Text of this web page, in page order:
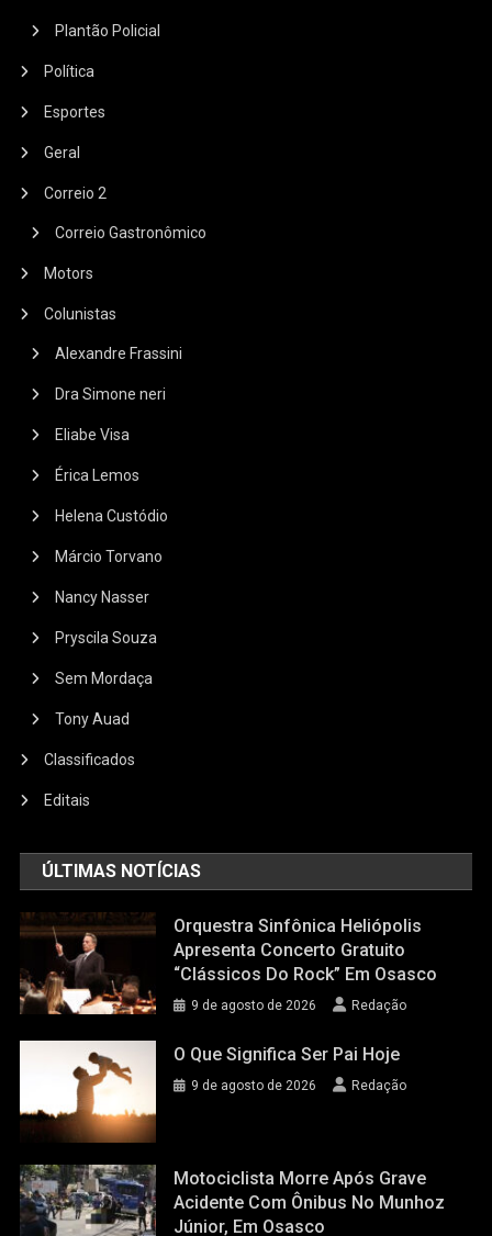
Plantão Policial
Política
Esportes
Geral
Correio 2
Correio Gastronômico
Motors
Colunistas
Alexandre Frassini
Dra Simone neri
Eliabe Visa
Érica Lemos
Helena Custódio
Márcio Torvano
Nancy Nasser
Pryscila Souza
Sem Mordaça
Tony Auad
Classificados
Editais
ÚLTIMAS NOTÍCIAS
Orquestra Sinfônica Heliópolis
Apresenta Concerto Gratuito
“Clássicos Do Rock” Em Osasco
9 de agosto de 2026 Redação
O Que Significa Ser Pai Hoje
9 de agosto de 2026 Redação
Motociclista Morre Após Grave
Acidente Com Ônibus No Munhoz
Júnior, Em Osasco